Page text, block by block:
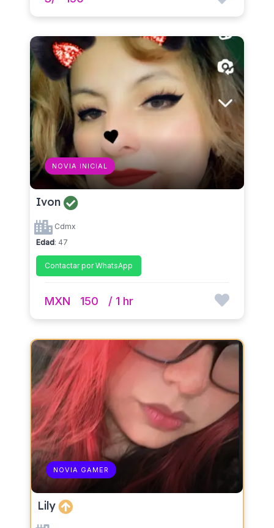
NOVIA INICIAL
Ivon
Cdmx
Edad: 47
Contactar por WhatsApp
MXN 150 / 1 hr
NOVIA GAMER
Lily